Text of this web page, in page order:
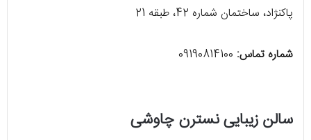
پاکنژاد، ساختمان شماره 42، طبقه 21
شماره تماس:
سالن زیبایی نسترن چاوشی